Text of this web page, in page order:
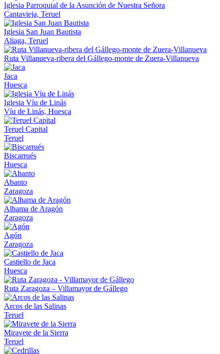
Iglesia Parroquial de la Asunción de Nuestra Señora
Cantavieja, Teruel
Iglesia San Juan Bautista
Aliaga, Teruel
Ruta Villanueva-ribera del Gállego-monte de Zuera-Villanueva
Jaca
Huesca
Iglesia Víu de Linás
Víu de Linás, Huesca
Teruel Capital
Teruel
Biscarrués
Huesca
Abanto
Zaragoza
Alhama de Aragón
Zaragoza
Agón
Zaragoza
Castiello de Jaca
Huesca
Ruta Zaragoza – Villamayor de Gállego
Arcos de las Salinas
Teruel
Miravete de la Sierra
Teruel